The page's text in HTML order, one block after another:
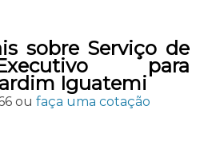
sobre Serviço de
para
Iguatemi
ou faça uma cotação